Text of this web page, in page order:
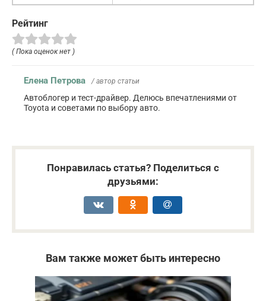
Рейтинг
( Пока оценок нет )
Елена Петрова / автор статьи
Автоблогер и тест-драйвер. Делюсь впечатлениями от
Toyota и советами по выбору авто.
Понравилась статья? Поделиться с
друзьями:
Вам также может быть интересно